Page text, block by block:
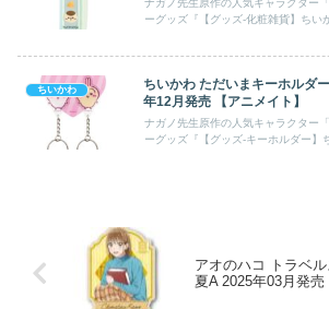
ナガノ先生原作の人気キャラクター
ーグッズ『【グッズ-化粧雑貨】ちい
ちいかわ
ちいかわ ただいまキーホルダ
年12月発売 【アニメイト】
ナガノ先生原作の人気キャラクター
ーグッズ『【グッズ-キーホルダー】
アオのハコ トラベ
夏A 2025年03月発売